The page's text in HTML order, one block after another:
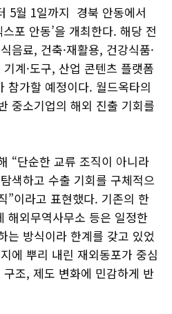
5월 1일까지 경북 안동에서
포 안동’을 개최한다. 해당 전
음료, 건축·재활용, 건강식품·
계·도구, 산업 콘텐츠 플랫폼
참가할 예정이다. 월드옥타의
중소기업의 해외 진출 기회를
“단순한 교류 조직이 아니라
색하고 수출 기회를 구체적으
”이라고 표현했다. 기존의 한
해외무역사무소 등은 일정한
는 방식이라 한계를 갖고 있었
에 뿌리 내린 재외동포가 중심
조, 제도 변화에 민감하게 반